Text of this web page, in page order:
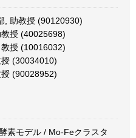
, 助教授 (90120930)
授 (40025698)
授 (10016032)
(30034010)
(90028952)
素モデル / Mo-Feクラスタ